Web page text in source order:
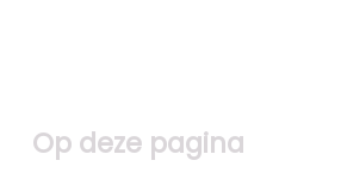
Op deze pagina